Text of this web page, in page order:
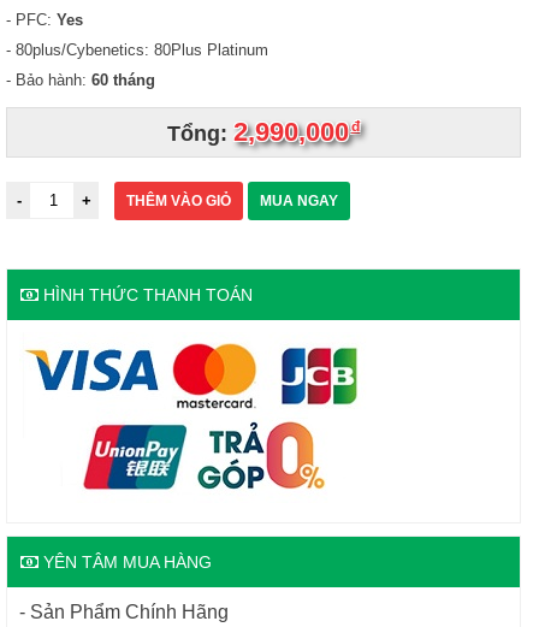
- PFC: Yes
- 80plus/Cybenetics: 80Plus Platinum
- Bảo hành: 60 tháng
Tổng: 2,990,000đ
THÊM VÀO GIỎ MUA NGAY
HÌNH THỨC THANH TOÁN
YÊN TÂM MUA HÀNG
- Sản Phẩm Chính Hãng